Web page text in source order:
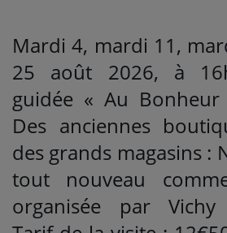
Mardi 4, mardi 11,
25 août 2026, à
guidée « Au
Des anciennes
des grands magasins :
tout nouveau
organisée par Vichy